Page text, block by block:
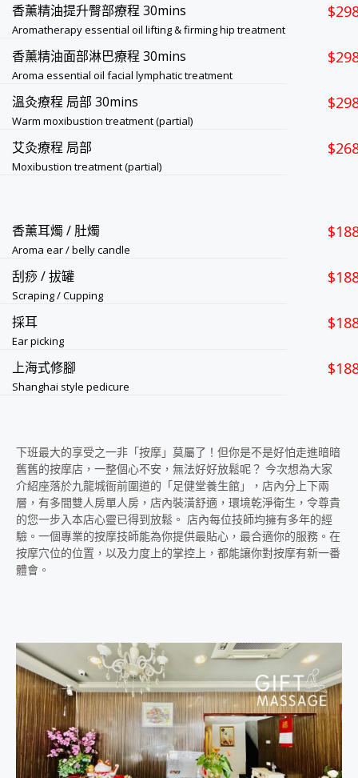
香薰精油提升臀部療程 30mins
Aromatherapy essential oil lifting & firming hip treatment
香薰精油面部淋巴療程 30mins
Aroma essential oil facial lymphatic treatment
溫灸療程 局部 30mins
Warm moxibustion treatment (partial)
艾灸療程 局部
Moxibustion treatment (partial)
香薰耳燭 / 肚燭
Aroma ear / belly candle
刮痧 / 拔罐
Scraping / Cupping
採耳
Ear picking
上海式修腳
Shanghai style pedicure
下班最大的享受之一非「按摩」莫屬了！但你是不是好怕走進暗暗
舊舊的按摩店，一整個心不安，無法好好放鬆呢？ 今次想為大家
介紹座落於九龍城衙前圍道的「足健堂養生館」，店內分上下兩
層，有多間雙人房單人房，店內裝潢舒適，環境乾淨衛生，令尊貴
的您一步入本店心靈已得到放鬆。 店內每位技師均擁有多年的經
驗。一個專業的按摩技師能為你提供最貼心，最合適你的服務。在
按摩穴位的位置，以及力度上的掌控上，都能讓你對按摩有新一番
體會。